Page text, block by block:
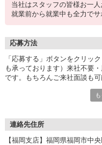
当社はスタッフの皆様お一
就業前から就業中も全力で
応募方法
「応募する」ボタンをクリッ
も承っております）来社不要
です。もちろんご来社面談も
連絡先住所
【福岡支店】福岡県福岡市中